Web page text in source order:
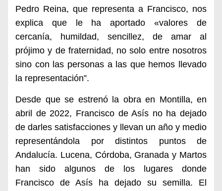
Pedro Reina, que representa a Francisco, nos
explica que le ha aportado «valores de
cercanía, humildad, sencillez, de amar al
prójimo y de fraternidad, no solo entre nosotros
sino con las personas a las que hemos llevado
la representación”.
Desde que se estrenó la obra en Montilla, en
abril de 2022, Francisco de Asís no ha dejado
de darles satisfacciones y llevan un año y medio
representándola por distintos puntos de
Andalucía. Lucena, Córdoba, Granada y Martos
han sido algunos de los lugares donde
Francisco de Asís ha dejado su semilla. El